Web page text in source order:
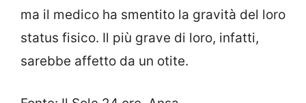
ma il medico ha smentito la gravità del loro
status fisico. Il più grave di loro, infatti,
sarebbe affetto da un otite.